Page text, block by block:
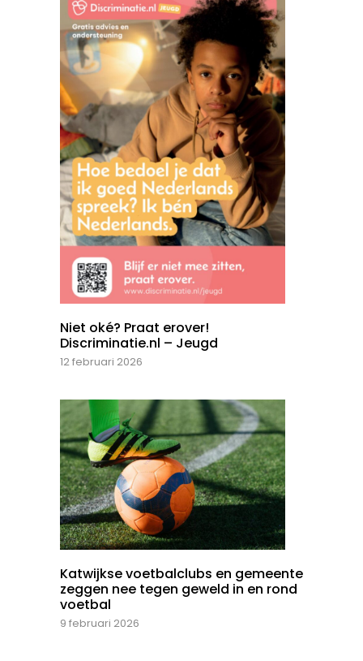
Niet oké? Praat erover!
Discriminatie.nl – Jeugd
12 februari 2026
Katwijkse voetbalclubs en gemeente
zeggen nee tegen geweld in en rond
voetbal
9 februari 2026